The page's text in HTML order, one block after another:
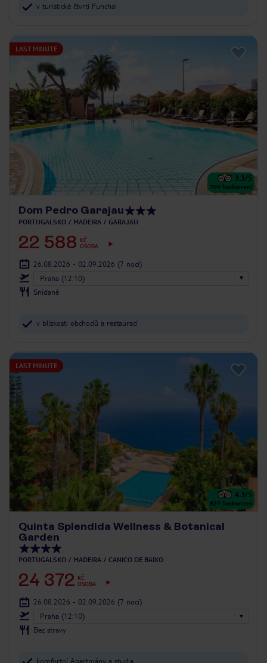
v turistické čtvrti Funchal
LAST MINUTE
3.3/5
799 hodnocení
Dom Pedro Garajau
PORTUGALSKO MADEIRA GARAJAU
22 588
KČ
OSOBA
26.08.2026 - 02.09.2026 (7 nocí)
Praha (12:10)
Snídaně
v blízkosti obchodů a restaurací
LAST MINUTE
4.3/5
829 hodnocení
Quinta Splendida Wellness & Botanical
Garden
PORTUGALSKO MADEIRA CANICO DE BAIXO
24 372 KČ
OSOBA
26.08.2026 - 02.09.2026 (7 nocí)
Praha (12:10)
Bez stravy
komfortní Apartmány a studia